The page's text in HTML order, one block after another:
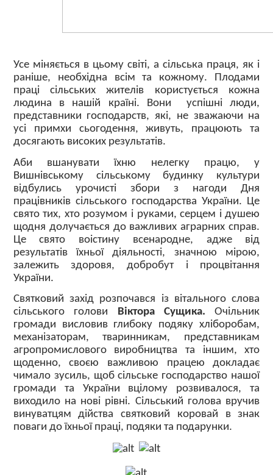
Усе міняється в цьому світі, а сільська праця, як і
раніше, необхідна всім та кожному. Плодами
праці сільських жителів користується кожна
людина в нашій країні. Вони  успішні люди,
представники господарств, які, не зважаючи на
усі примхи сьогодення, живуть, працюють та
досягають високих результатів.
Аби вшанувати їхню нелегку працю, у
Вишнівському сільському будинку культури
відбулись урочисті збори з нагоди Дня
працівників сільського господарства України. Це
свято тих, хто розумом і руками, серцем і душею
щодня долучається до важливих аграрних справ.
Це свято воістину всенародне, адже від
результатів їхньої діяльності, значною мірою,
залежить здоровя, добробут і процвітання
України.
Святковий захід розпочався із вітального слова
сільського голови Віктора Сущика.Очільник
громади висловив глибоку подяку хліборобам,
механізаторам, тваринникам, представникам
агропромислового виробництва та іншим, хто
щоденно, своєю важливою працею докладає
чимало зусиль, щоб сільське господарство нашої
громади та України вцілому розвивалося, та
виходило на нові рівні. Сільський голова вручив
винуватцям дійства святковий коровай в знак
поваги до їхньої праці, подяки та подарунки.